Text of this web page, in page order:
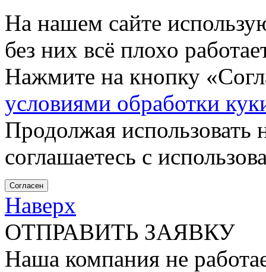
На нашем сайте
без них всё плохо
Нажмите на кнопку
условиями обработки
Продолжая использовать
соглашаетесь с
Согласен
Наверх
ОТПРАВИТЬ ЗАЯВКУ
Наша компания не